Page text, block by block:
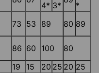
4* 3*
*
73 53 89 80 89
86 60 100
80
19 15 20 25 20 25